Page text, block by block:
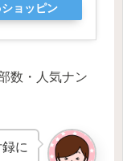
ョッピン
数・人気ナン
に